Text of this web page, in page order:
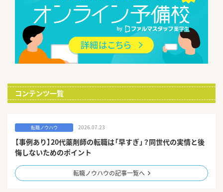
コンテンツ一覧
転職ノウハウ 2026.07.23
【事例あり】20代薬剤師の転職は「早すぎ」？同世代の実情と後
悔しないためのポイント
転職ノウハウの記事一覧へ